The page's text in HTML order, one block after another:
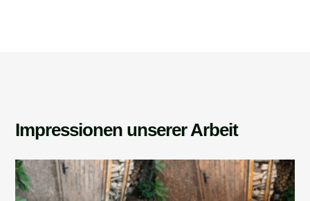
Impressionen unserer Arbeit